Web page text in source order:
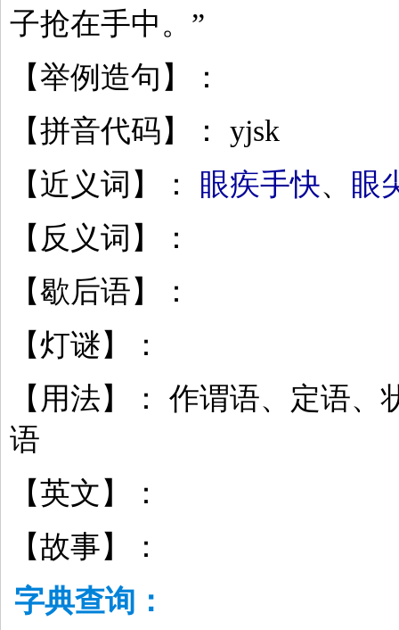
子抢在手中。”
【举例造句】：
【拼音代码】： yjsk
【近义词】：
眼疾手快、
眼
【反义词】：
【歇后语】：
【灯谜】：
【用法】： 作谓语、定语、
语
【英文】：
【故事】：
字典查询：